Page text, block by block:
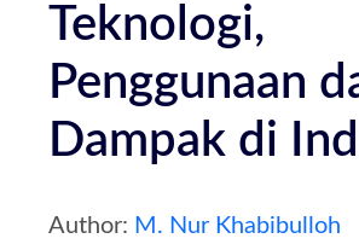
Teknologi,
Penggunaan
Dampak di
Author: M. Nur Khabibulloh